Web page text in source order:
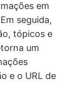
em
seguida,
tópicos e
um
e o URL de